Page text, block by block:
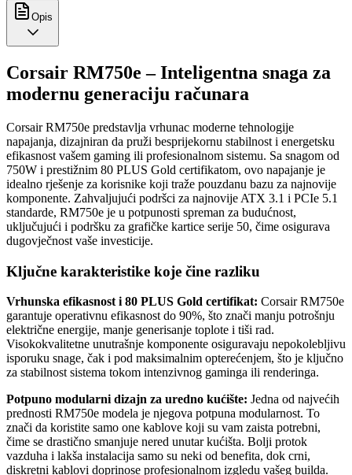
Opis
Corsair RM750e – Inteligentna snaga za
modernu generaciju računara
Corsair RM750e predstavlja vrhunac moderne tehnologije
napajanja, dizajniran da pruži besprijekornu stabilnost i energetsku
efikasnost vašem gaming ili profesionalnom sistemu. Sa snagom od
750W i prestižnim 80 PLUS Gold certifikatom, ovo napajanje je
idealno rješenje za korisnike koji traže pouzdanu bazu za najnovije
komponente. Zahvaljujući podršci za najnovije ATX 3.1 i PCIe 5.1
standarde, RM750e je u potpunosti spreman za budućnost,
uključujući i podršku za grafičke kartice serije 50, čime osigurava
dugovječnost vaše investicije.
Ključne karakteristike koje čine razliku
Vrhunska efikasnost i 80 PLUS Gold certifikat: Corsair RM750e
garantuje operativnu efikasnost do 90%, što znači manju potrošnju
električne energije, manje generisanje toplote i tiši rad.
Visokokvalitetne unutrašnje komponente osiguravaju nepokolebljivu
isporuku snage, čak i pod maksimalnim opterećenjem, što je ključno
za stabilnost sistema tokom intenzivnog gaminga ili renderinga.
Potpuno modularni dizajn za uredno kućište: Jedna od najvećih
prednosti RM750e modela je njegova potpuna modularnost. To
znači da koristite samo one kablove koji su vam zaista potrebni,
čime se drastično smanjuje nered unutar kućišta. Bolji protok
vazduha i lakša instalacija samo su neki od benefita, dok crni,
diskretni kablovi doprinose profesionalnom izgledu vašeg builda.